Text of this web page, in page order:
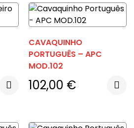
CAVAQUINHO
PORTUGUÊS – APC
MOD.102
102,00 €